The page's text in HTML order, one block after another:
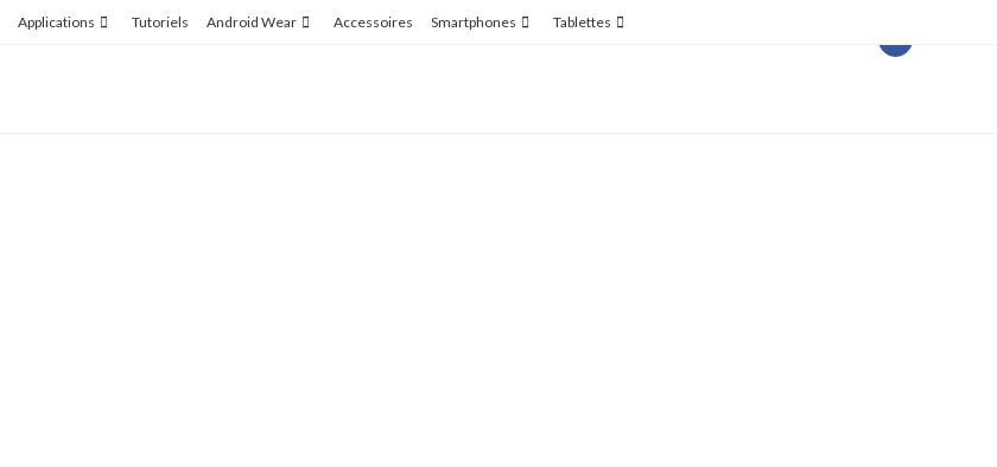
Applications Tutoriels Android Wear Accessoires Smartphones Tablettes